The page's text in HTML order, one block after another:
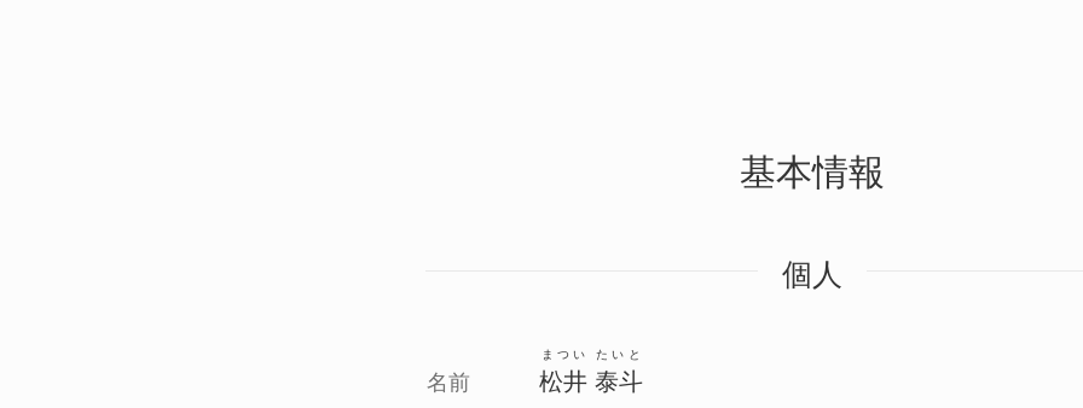
基本情報
個人
名前 松井 泰斗
まつい たいと